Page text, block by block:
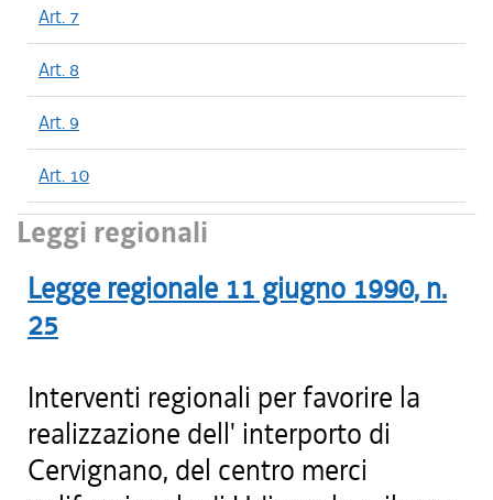
Art. 7
Art. 8
Art. 9
Art. 10
Leggi regionali
Legge regionale 11 giugno 1990, n.
25
Interventi regionali per favorire la
realizzazione dell' interporto di
Cervignano, del centro merci